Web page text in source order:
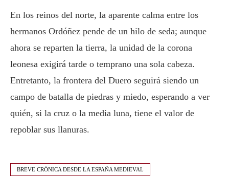
En los reinos del norte, la aparente calma entre los
hermanos Ordóñez pende de un hilo de seda; aunque
ahora se reparten la tierra, la unidad de la corona
leonesa exigirá tarde o temprano una sola cabeza.
Entretanto, la frontera del Duero seguirá siendo un
campo de batalla de piedras y miedo, esperando a ver
quién, si la cruz o la media luna, tiene el valor de
repoblar sus llanuras.
BREVE CRÓNICA DESDE LA ESPAÑA MEDIEVAL